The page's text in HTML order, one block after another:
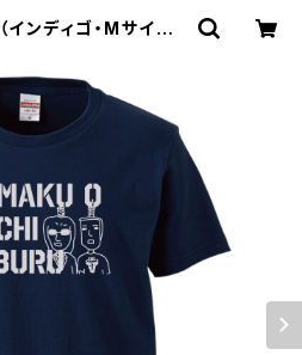
ンディゴ・Mサイズ）